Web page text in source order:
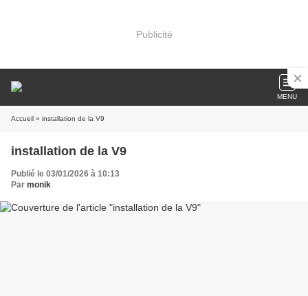
Publicité
MENU
Accueil » installation de la V9
installation de la V9
Publié le 03/01/2026 à 10:13
Par monik